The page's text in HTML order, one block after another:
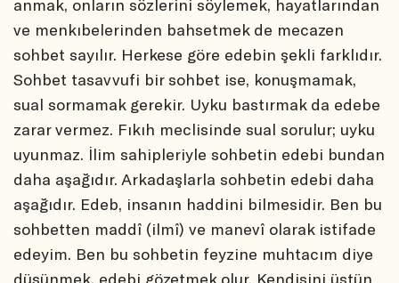
anmak, onların sözlerini söylemek, hayatlarından
ve menkıbelerinden bahsetmek de mecazen
sohbet sayılır. Herkese göre edebin şekli farklıdır.
Sohbet tasavvufi bir sohbet ise, konuşmamak,
sual sormamak gerekir. Uyku bastırmak da edebe
zarar vermez. Fıkıh meclisinde sual sorulur; uyku
uyunmaz. İlim sahipleriyle sohbetin edebi bundan
daha aşağıdır. Arkadaşlarla sohbetin edebi daha
aşağıdır. Edeb, insanın haddini bilmesidir. Ben bu
sohbetten maddî (ilmî) ve manevî olarak istifade
edeyim. Ben bu sohbetin feyzine muhtacım diye
düşünmek, edebi gözetmek olur. Kendisini üstün